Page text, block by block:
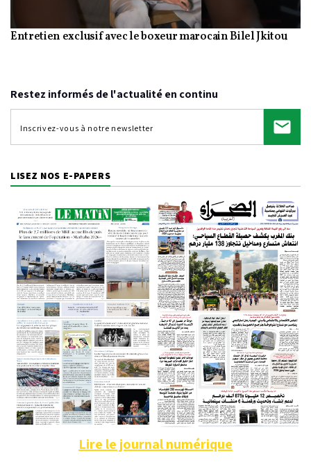
Video
Entretien exclusif avec le boxeur marocain Bilel Jkitou
Restez informés de l'actualité en continu
LISEZ NOS E-PAPERS
Lire le journal numérique